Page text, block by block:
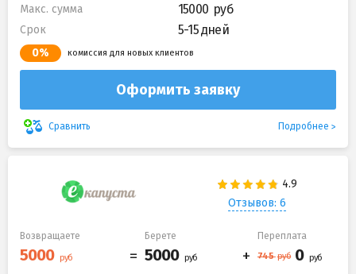
Макс. сумма 15000
Срок 5-15 дней
0% комиссия для новых клиентов
Оформить заявку
Сравнить Подробнее
Отзывов: 6
Возвращаете Берете Переплата